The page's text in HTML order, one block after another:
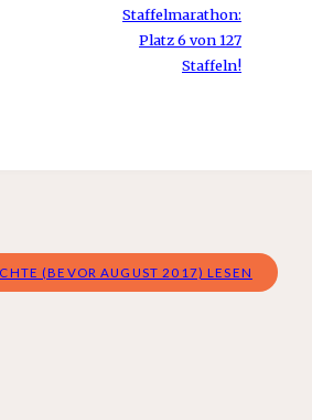
Staffelmarathon:
Platz 6 von 127
Staffeln!
(BEVOR AUGUST 2017) LESEN